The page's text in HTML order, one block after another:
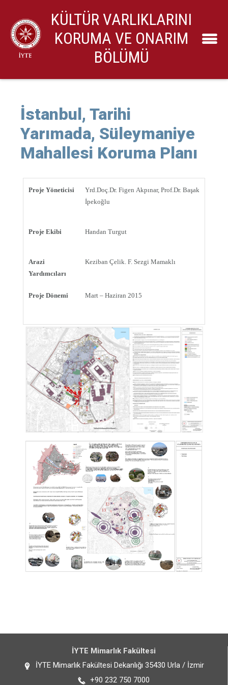
KÜLTÜR VARLIKLARINI
KORUMA VE ONARIM
BÖLÜMÜ
İstanbul, Tarihi
Yarımada, Süleymaniye
Mahallesi Koruma Planı
Proje Yöneticisi
Yrd.Doç.Dr. Figen Akpınar, Prof.Dr. Başak
İpekoğlu
Proje Ekibi Handan Turgut
Arazi
Yardımcıları
Keziban Çelik. F. Sezgi Mamaklı
Proje Dönemi Mart – Haziran 2015
İYTE Mimarlık Fakültesi
İYTE Mimarlık Fakültesi Dekanlığı 35430 Urla / İzmir
+90 232 750 7000